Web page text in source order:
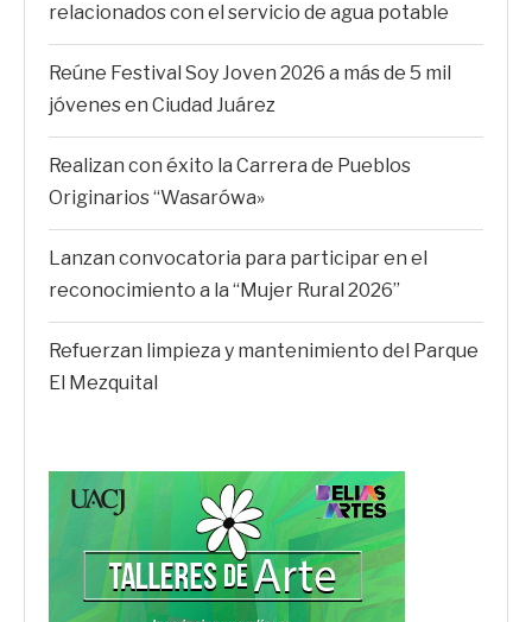
relacionados con el servicio de agua potable
Reúne Festival Soy Joven 2026 a más de 5 mil
jóvenes en Ciudad Juárez
Realizan con éxito la Carrera de Pueblos
Originarios “Wasarówa»
Lanzan convocatoria para participar en el
reconocimiento a la “Mujer Rural 2026”
Refuerzan limpieza y mantenimiento del Parque
El Mezquital